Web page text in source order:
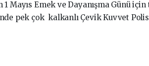
Mayıs Emek ve Dayanışma Günü
pek çok kalkanlı Çevik Kuvvet